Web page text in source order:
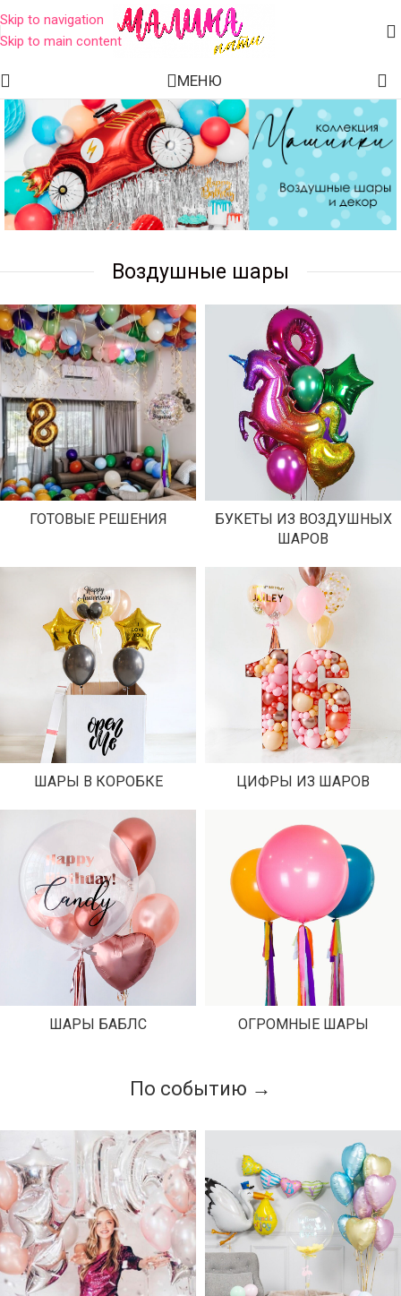
Skip to navigation
Skip to main content
МЕНЮ
Воздушные шары
ГОТОВЫЕ РЕШЕНИЯ
БУКЕТЫ ИЗ ВОЗДУШНЫХ
ШАРОВ
ШАРЫ В КОРОБКЕ ЦИФРЫ ИЗ ШАРОВ
ШАРЫ БАБЛС ОГРОМНЫЕ ШАРЫ
По событию →